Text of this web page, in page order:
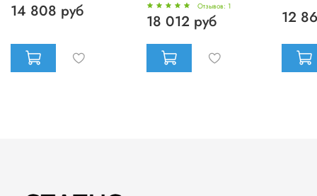
14 808 руб Отзывов: 1
18 012 руб 12